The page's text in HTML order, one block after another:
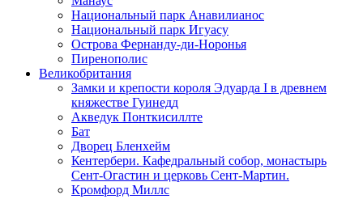
Национальный парк Анавилианос
Национальный парк Игуасу
Острова Фернанду-ди-Норонья
Пиренополис
Великобритания
Замки и крепости короля Эдуарда I в древнем
княжестве Гуинедд
Акведук Понткисиллте
Бат
Дворец Бленхейм
Кентербери. Кафедральный собор, монастырь
Сент-Огастин и церковь Сент-Мартин.
Кромфорд Миллс